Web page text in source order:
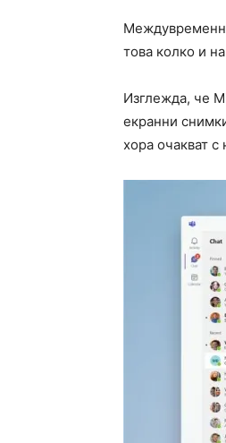
това колко и
Изглежда, че
екранни
хора очакват